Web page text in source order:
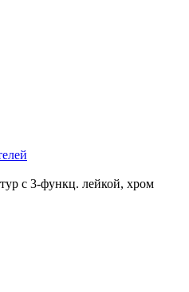
с 3-функц. лейкой, хром